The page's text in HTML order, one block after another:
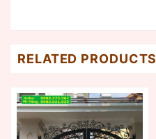
RELATED PRODUCTS